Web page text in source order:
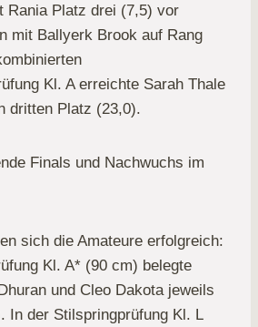
Rania Platz drei (7,5) vor
mit Ballyerk Brook auf Rang
Kl. A erreichte Sarah Thale
dritten Platz (23,0).
Finals und Nachwuchs im
sich die Amateure erfolgreich:
Kl. A* (90 cm) belegte
und Cleo Dakota jeweils
In der Stilspringprüfung Kl. L